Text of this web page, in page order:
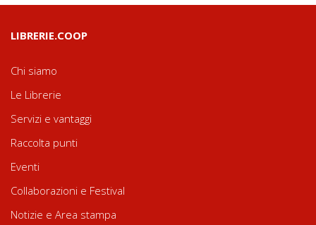
LIBRERIE.COOP
Chi siamo
Le Librerie
Servizi e vantaggi
Raccolta punti
Eventi
Collaborazioni e Festival
Notizie e Area stampa